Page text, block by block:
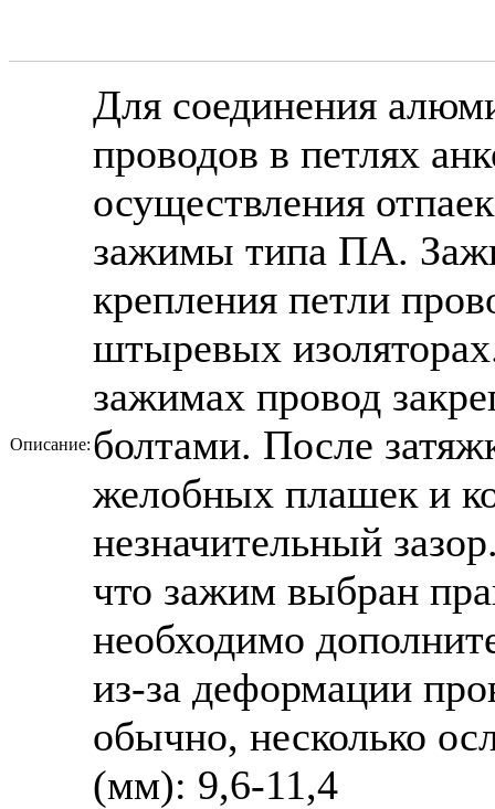
Описание:
Для соединения
проводов в петлях
осуществления
зажимы типа ПА.
крепления петли
штыревых
зажимах провод
болтами. После
желобных плашек и
незначительный
что зажим выбран
необходимо
из-за деформации
обычно, несколько
(мм): 9,6-11,4